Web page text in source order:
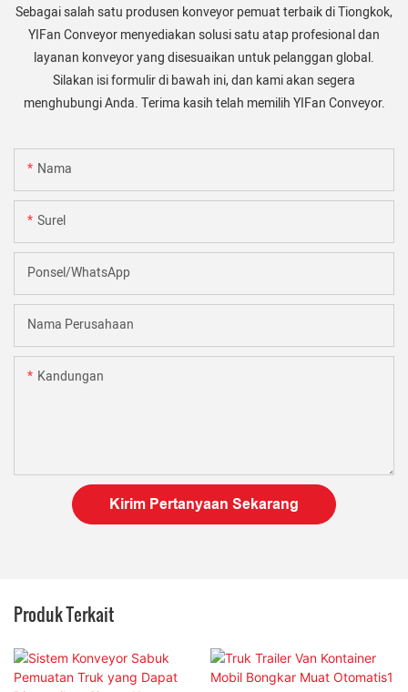
Sebagai salah satu produsen konveyor pemuat terbaik di Tiongkok,
YIFan Conveyor menyediakan solusi satu atap profesional dan
layanan konveyor yang disesuaikan untuk pelanggan global.
Silakan isi formulir di bawah ini, dan kami akan segera
menghubungi Anda. Terima kasih telah memilih YIFan Conveyor.
Nama
Surel
Ponsel/WhatsApp
Nama Perusahaan
Kandungan
Kirim Pertanyaan Sekarang
Produk Terkait